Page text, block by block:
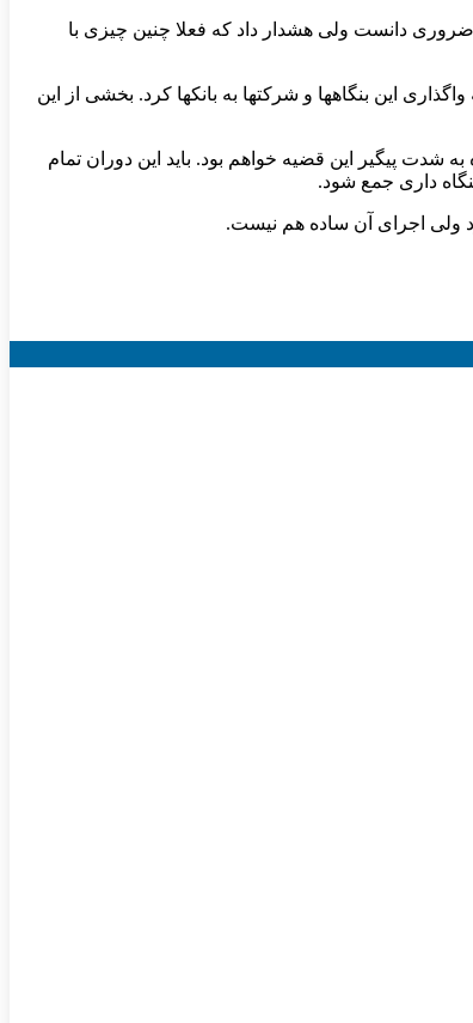
ضروری دانست ولی هشدار داد که فعلا چنین چیزی با
این بنگاهها و شرکتها به بانکها کرد. بخشی از این
شدت پیگیر این قضیه خواهم بود. باید این دوران تمام
داری جمع شود.
ولی اجرای آن ساده هم نیست.